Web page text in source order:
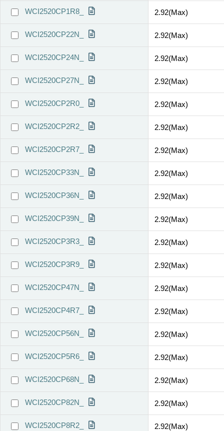
WCI2520CP1R8_ 2.92(Max)
WCI2520CP22N_ 2.92(Max)
WCI2520CP24N_ 2.92(Max)
WCI2520CP27N_ 2.92(Max)
WCI2520CP2R0_ 2.92(Max)
WCI2520CP2R2_ 2.92(Max)
WCI2520CP2R7_ 2.92(Max)
WCI2520CP33N_ 2.92(Max)
WCI2520CP36N_ 2.92(Max)
WCI2520CP39N_ 2.92(Max)
WCI2520CP3R3_ 2.92(Max)
WCI2520CP3R9_ 2.92(Max)
WCI2520CP47N_ 2.92(Max)
WCI2520CP4R7_ 2.92(Max)
WCI2520CP56N_ 2.92(Max)
WCI2520CP5R6_ 2.92(Max)
WCI2520CP68N_ 2.92(Max)
WCI2520CP82N_ 2.92(Max)
WCI2520CP8R2_ 2.92(Max)